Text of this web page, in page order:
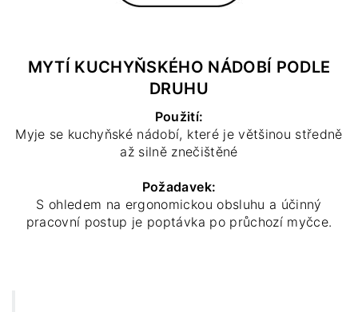
MYTÍ KUCHYŇSKÉHO NÁDOBÍ PODLE
DRUHU
Použití:
Myje se kuchyňské nádobí, které je většinou středně
až silně znečištěné
Požadavek:
S ohledem na ergonomickou obsluhu a účinný
pracovní postup je poptávka po průchozí myčce.